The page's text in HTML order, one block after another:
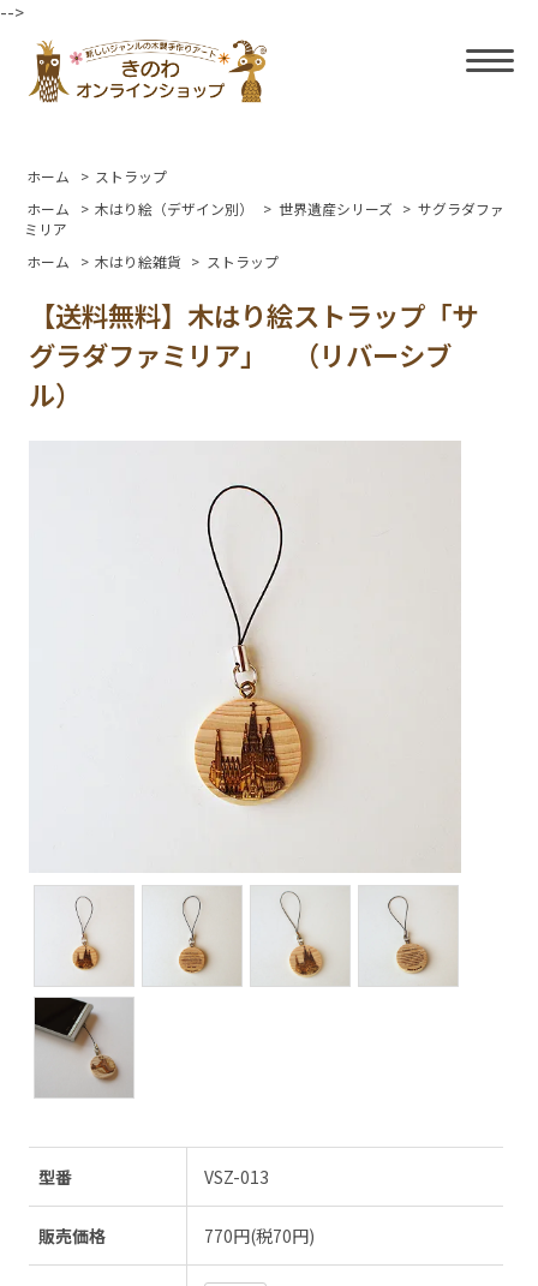
-->
ホーム > ストラップ
ホーム
> 木はり絵（デザイン別） > 世界遺産シリーズ > サグラダファ
ミリア
ホーム
> 木はり絵雑貨 > ストラップ
【送料無料】木はり絵ストラップ「サ
グラダファミリア」 （リバーシブ
ル）
型番 VSZ-013
販売価格 770円(税70円)